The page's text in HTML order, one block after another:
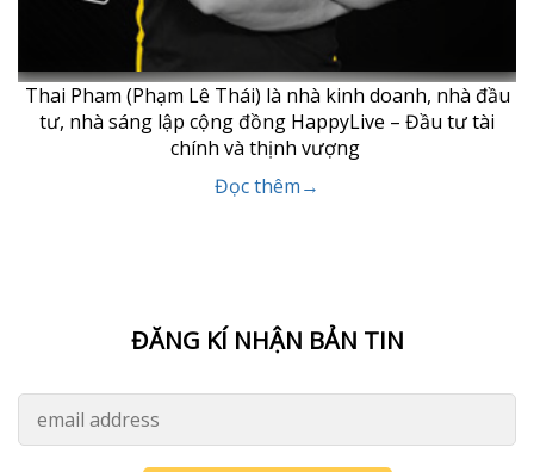
Thai Pham (Phạm Lê Thái) là nhà kinh doanh, nhà đầu
tư, nhà sáng lập cộng đồng HappyLive – Đầu tư tài
chính và thịnh vượng
Đọc thêm→
ĐĂNG KÍ NHẬN BẢN TIN